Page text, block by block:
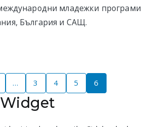
младежки програми
България и САЩ.
… 3 4 5 6